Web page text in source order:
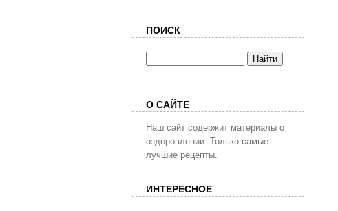
ПОИСК
О САЙТЕ
Наш сайт содержит материалы о
оздоровлении. Только самые
лучшие рецепты.
ИНТЕРЕСНОЕ